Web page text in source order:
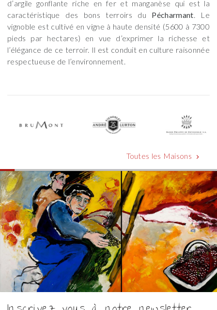
d’argile gonflante riche en fer et manganèse qui est la
caractéristique des bons terroirs du Pécharmant. Le
vignoble est cultivé en vigne à haute densité (5600 à 7300
pieds par hectares) en vue d’exprimer la richesse et
l’élégance de ce terroir. Il est conduit en culture raisonnée
respectueuse de l’environnement.
Toutes les Maisons chevron_right